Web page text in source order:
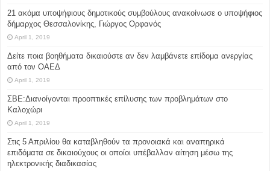
21 ακόμα υποψήφιους δημοτικούς συμβούλους ανακοίνωσε ο υποψήφιος
δήμαρχος Θεσσαλονίκης, Γιώργος Ορφανός
April 1, 2019
Δείτε ποια βοηθήματα δικαιούστε αν δεν λαμβάνετε επίδομα ανεργίας
από τον ΟΑΕΔ
April 1, 2019
ΣΒΕ:Διανοίγονται προοπτικές επίλυσης των προβλημάτων στο
Καλοχώρι
April 1, 2019
Στις 5 Απριλίου θα καταβληθούν τα προνοιακά και αναπηρικά
επιδόματα σε δικαιούχους οι οποίοι υπέβαλλαν αίτηση μέσω της
ηλεκτρονικής διαδικασίας